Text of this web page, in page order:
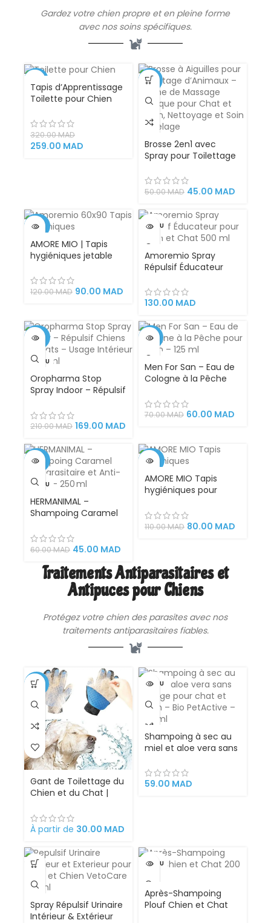
Gardez votre chien propre et en pleine forme
avec nos soins spécifiques.
VENDU
Tapis d’Apprentissage
Toilette pour Chien
Hygiénique Réutilisable
avec Bac Collecteur
et Gazon Artificiel
320.00MAD
259.00 MAD
-10%
Brosse 2en1 avec
Spray pour Toilettage
Massage Magique
pour Chat et Chien,
Pelage
50.00MAD 45.00 MAD
-25%
VENDU
AMORE MIO | Tapis
hygiéniques jetable
Super absorbants,
traverses 60x90cm
phase de toilettage
120.00MAD 90.00 MAD
VENDU
Amoremio Spray
Répulsif Éducateur
500 ml
130.00 MAD
-20%
VENDU
Oropharma Stop
Spray Indoor – Répulsif
Usage Intérieur –
500 ml
210.00MAD 169.00 MAD
-14%
Men For San – Eau de
Cologne à la Pêche
70.00MAD 60.00 MAD
-25%
VENDU
HERMANIMAL –
Shampoing Caramel
Puces – 250 ml
60.00MAD 45.00 MAD
-27%
VENDU
AMORE MIO Tapis
hygiéniques pour
Apprentissage
Propreté des Chiots
110.00MAD 80.00 MAD
Traitements Antiparasitaires et
Antipuces pour Chiens
Protégez votre chien des parasites avec nos
traitements antiparasitaires fiables.
-33%
Gant de Toilettage du
Chien et du Chat |
Brossage, Massage,
Bain et Récupération
Chat et Chien en
Silicone Convient à
Toutes Tailles de
Pelage.
À partir de 30.00 MAD
VENDU
Shampoing à sec au
miel et aloe vera sans
chien – Bio PetActive
– 200 ml – Copier
59.00 MAD
Spray Répulsif Urinaire
Intérieur & Extérieur
VENDU
Après-Shampoing
Plouf Chien et Chat